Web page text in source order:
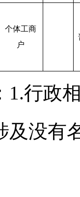
个体工商
户
1.行政
及没有